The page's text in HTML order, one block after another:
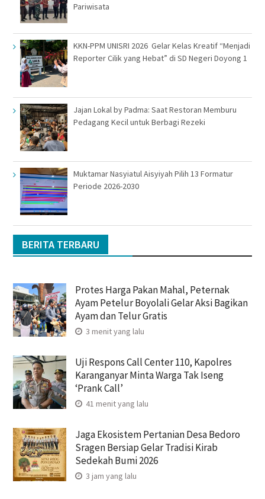
Pariwisata
KKN-PPM UNISRI 2026 Gelar Kelas Kreatif “Menjadi
Reporter Cilik yang Hebat” di SD Negeri Doyong 1
Jajan Lokal by Padma: Saat Restoran Memburu
Pedagang Kecil untuk Berbagi Rezeki
Muktamar Nasyiatul Aisyiyah Pilih 13 Formatur
Periode 2026-2030
BERITA TERBARU
Protes Harga Pakan Mahal, Peternak
Ayam Petelur Boyolali Gelar Aksi Bagikan
Ayam dan Telur Gratis
3 menit yang lalu
Uji Respons Call Center 110, Kapolres
Karanganyar Minta Warga Tak Iseng
‘Prank Call’
41 menit yang lalu
Jaga Ekosistem Pertanian Desa Bedoro
Sragen Bersiap Gelar Tradisi Kirab
Sedekah Bumi 2026
3 jam yang lalu